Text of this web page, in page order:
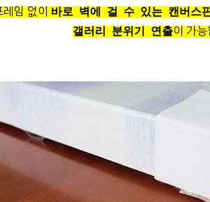
레임 없이 바로 벽에 걸 수 있는 캔버스
갤러리 분위기 연출이 가능